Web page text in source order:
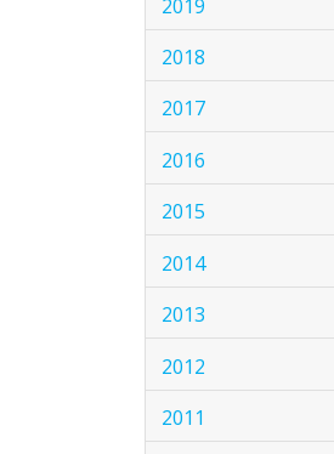
2019
2018
2017
2016
2015
2014
2013
2012
2011